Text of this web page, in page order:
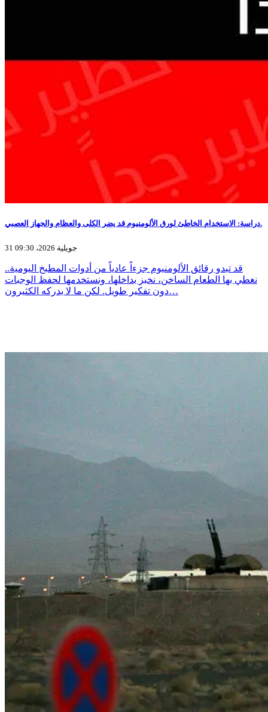
دراسة: الاستخدام الخاطئ لورق الألومنيوم قد يضر الكلى والعظام والجهاز العصبي.
31 جويلية 2026، 09:30
قد تبدو رقائق الألومنيوم جزءاً عادياً من أدوات المطبخ اليومية..
نغطي بها الطعام الساخن، نخبز بداخلها، ونستخدمها لحفظ الوجبات
دون تفكير طويل. لكن ما لا يدركه الكثيرون…